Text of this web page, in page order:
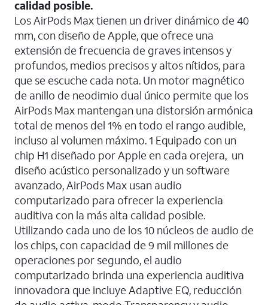
calidad posible.
Los AirPods Max tienen un driver dinámico de 40
mm, con diseño de Apple, que ofrece una
extensión de frecuencia de graves intensos y
profundos, medios precisos y altos nítidos, para
que se escuche cada nota. Un motor magnético
de anillo de neodimio dual único permite que los
AirPods Max mantengan una distorsión armónica
total de menos del 1% en todo el rango audible,
incluso al volumen máximo. 1 Equipado con un
chip H1 diseñado por Apple en cada orejera, un
diseño acústico personalizado y un software
avanzado, AirPods Max usan audio
computarizado para ofrecer la experiencia
auditiva con la más alta calidad posible.
Utilizando cada uno de los 10 núcleos de audio de
los chips, con capacidad de 9 mil millones de
operaciones por segundo, el audio
computarizado brinda una experiencia auditiva
innovadora que incluye Adaptive EQ, reducción